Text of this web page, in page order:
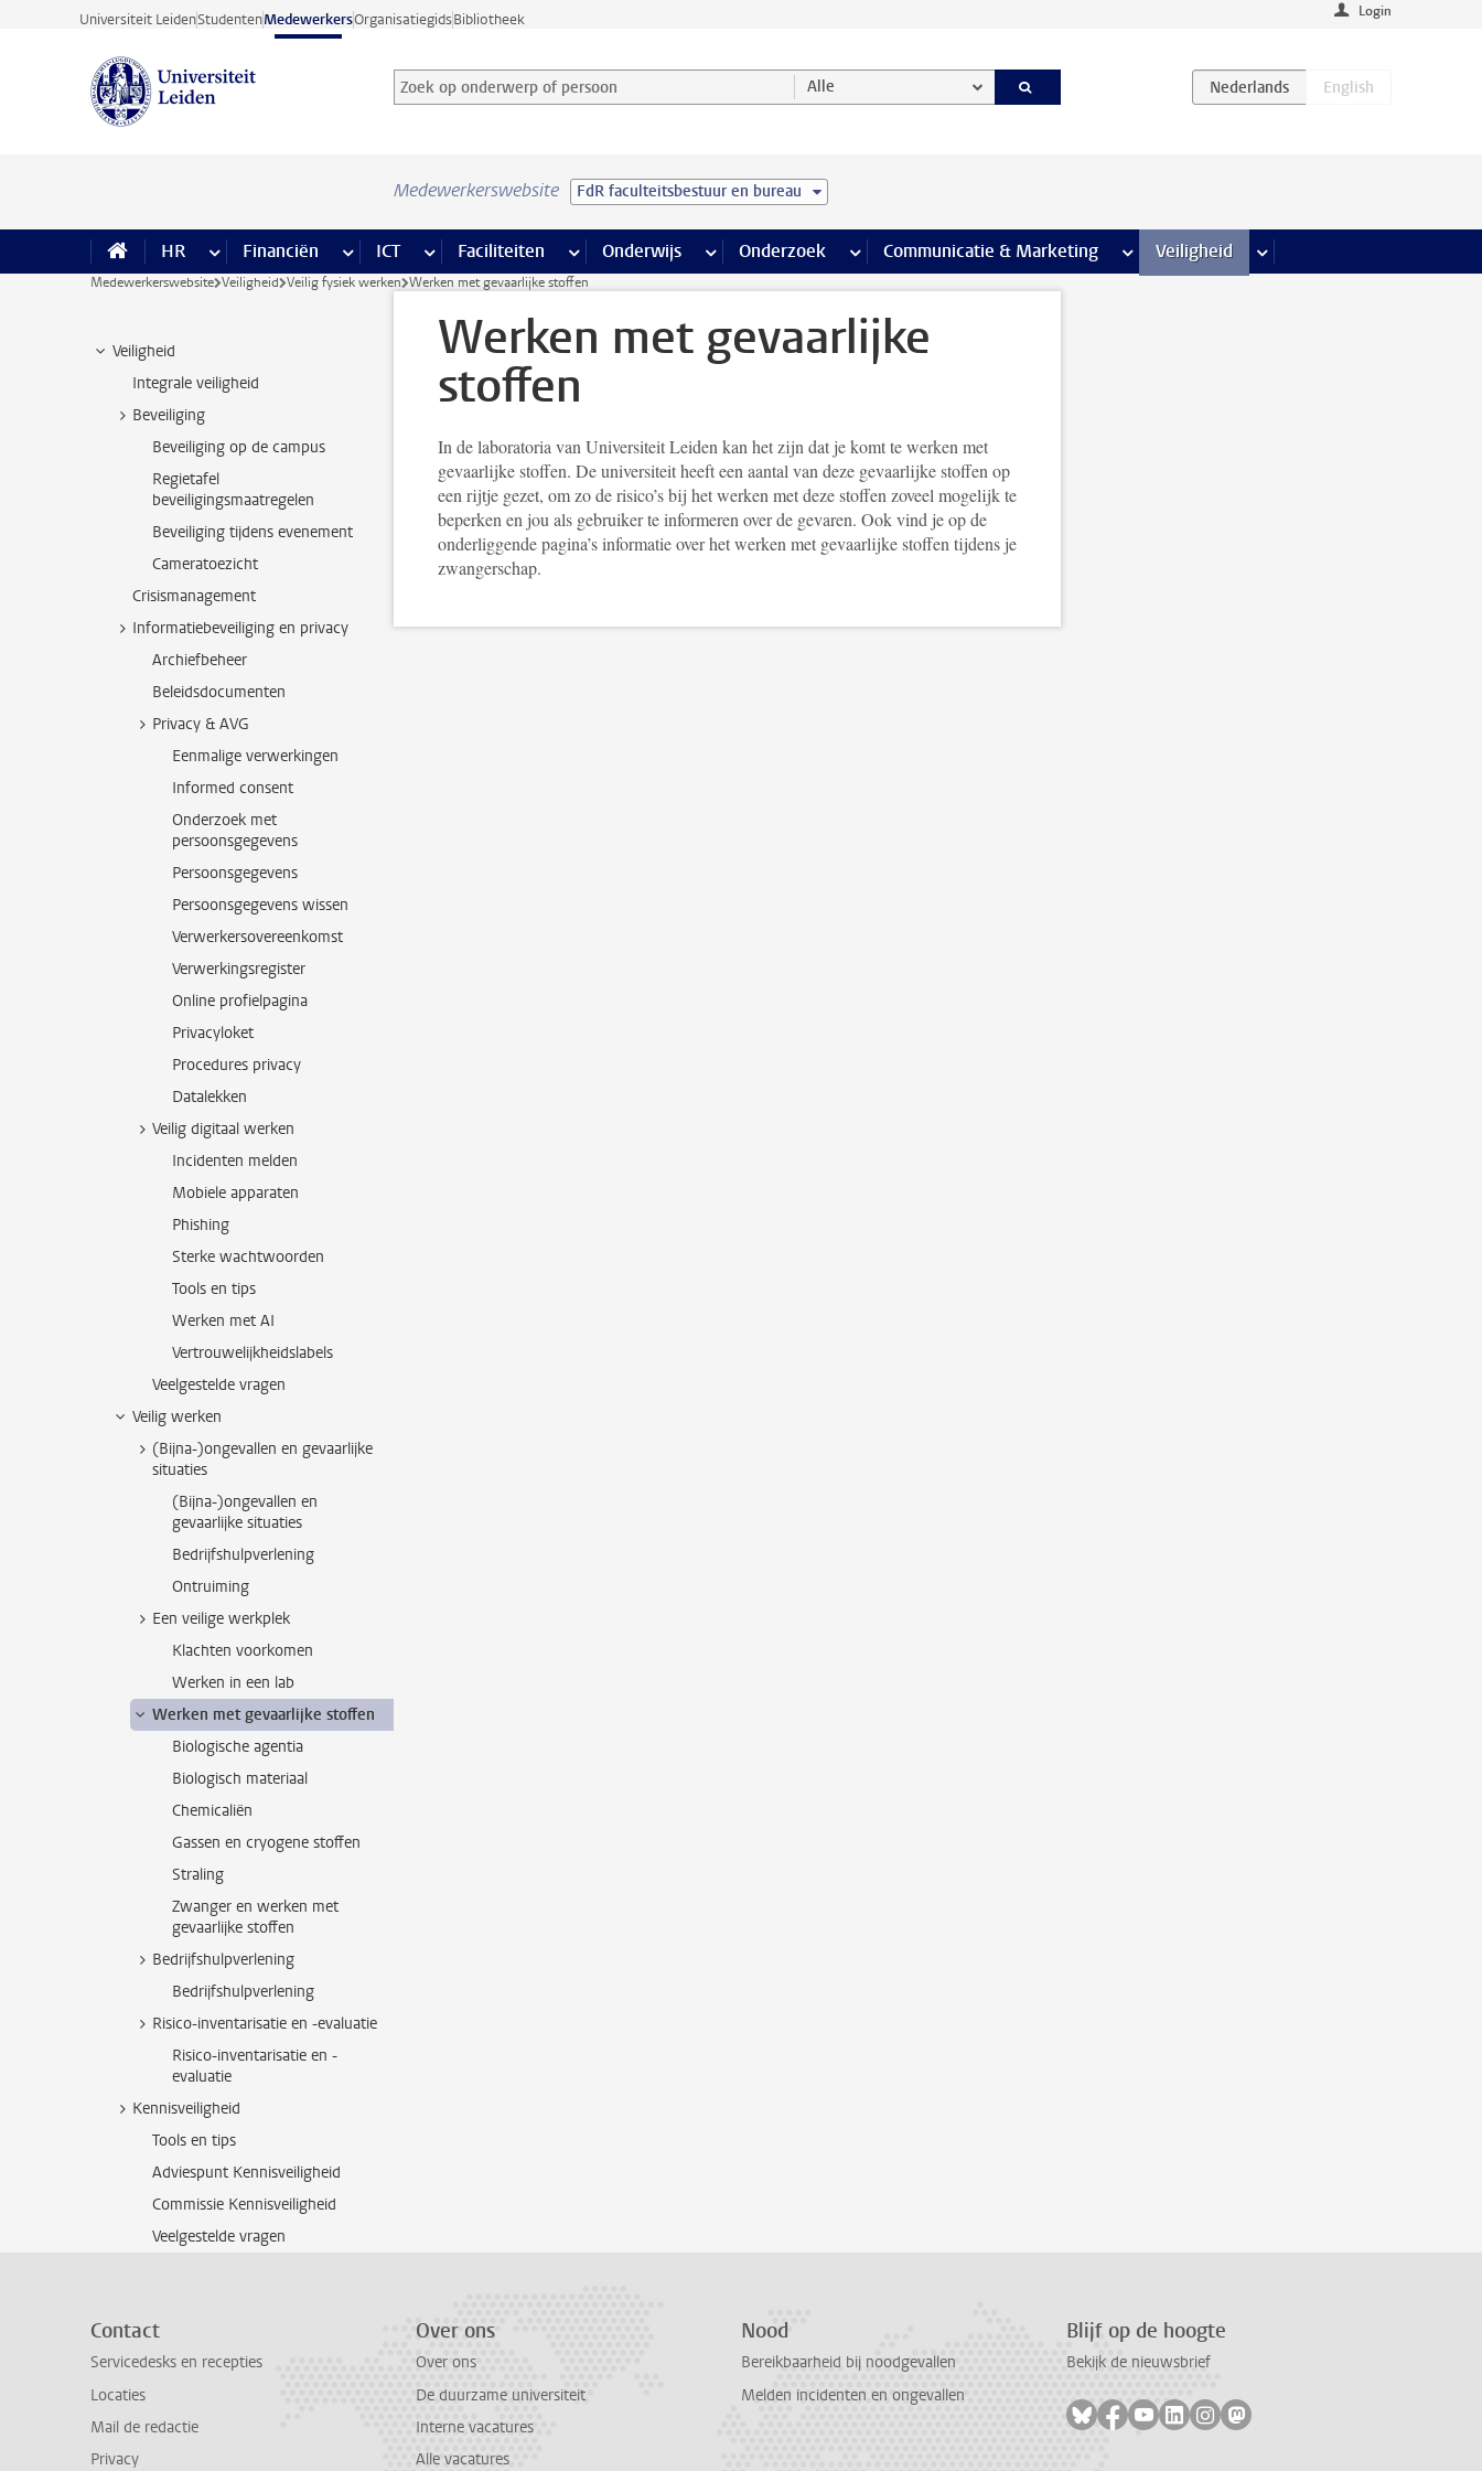
Ga direct naar de inhoud
Universiteit LeidenStudentenMedewerkersOrganisatiegidsBibliotheek Login
Zoek op onderwerp of persoon en selecteer categorie
Zoekterm Alle
Medewerkerswebsite FdR faculteitsbestuur en bureau
HR meer HR pagina’s
Financiën meer Financiën pagina’s
ICT meer ICT pagina’s
Faciliteiten meer Faciliteiten pagina’s
Onderwijs meer Onderwijs pagina’s
Onderzoek meer Onderzoek pagina’s
Communicatie & Marketing meer Communicatie & Marketing pagina’s
Veiligheid meer Veiligheid pagina’s
Medewerkerswebsite Veiligheid Veilig fysiek werken Werken met gevaarlijke stoffen
Veiligheid
Integrale veiligheid
Beveiliging
Beveiliging op de campus
Regietafel
beveiligingsmaatregelen
Beveiliging tijdens evenement
Cameratoezicht
Crisismanagement
Informatiebeveiliging en privacy
Archiefbeheer
Beleidsdocumenten
Privacy & AVG
Eenmalige verwerkingen
Informed consent
Onderzoek met
persoonsgegevens
Persoonsgegevens
Persoonsgegevens wissen
Verwerkersovereenkomst
Verwerkingsregister
Online profielpagina
Privacyloket
Procedures privacy
Datalekken
Veilig digitaal werken
Incidenten melden
Mobiele apparaten
Phishing
Sterke wachtwoorden
Tools en tips
Werken met AI
Vertrouwelijkheidslabels
Veelgestelde vragen
Veilig werken
(Bijna-)ongevallen en gevaarlijke
situaties
(Bijna-)ongevallen en
gevaarlijke situaties
Bedrijfshulpverlening
Ontruiming
Een veilige werkplek
Klachten voorkomen
Werken in een lab
Werken met gevaarlijke stoffen
Biologische agentia
Biologisch materiaal
Chemicaliën
Gassen en cryogene stoffen
Straling
Zwanger en werken met
gevaarlijke stoffen
Bedrijfshulpverlening
Bedrijfshulpverlening
Risico-inventarisatie en -evaluatie
Risico-inventarisatie en -
evaluatie
Kennisveiligheid
Tools en tips
Adviespunt Kennisveiligheid
Commissie Kennisveiligheid
Veelgestelde vragen
Werken met gevaarlijke
stoffen
In de laboratoria van Universiteit Leiden kan het zijn dat je komt te werken met
gevaarlijke stoffen. De universiteit heeft een aantal van deze gevaarlijke stoffen op
een rijtje gezet, om zo de risico’s bij het werken met deze stoffen zoveel mogelijk te
beperken en jou als gebruiker te informeren over de gevaren. Ook vind je op de
onderliggende pagina’s informatie over het werken met gevaarlijke stoffen tijdens je
zwangerschap.
Contact
Servicedesks en recepties
Locaties
Mail de redactie
Privacy
Over ons
Over ons
De duurzame universiteit
Interne vacatures
Alle vacatures
Nood
Bereikbaarheid bij noodgevallen
Melden incidenten en ongevallen
Blijf op de hoogte
Bekijk de nieuwsbrief
Volg ons op bluesky
Volg ons op facebook
Volg ons op youtube
Volg ons op linkedin
Volg ons op instagram
Volg ons op mastodon